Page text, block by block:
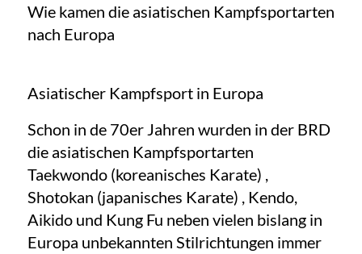
Wie kamen die asiatischen Kampfsportarten
nach Europa
Asiatischer Kampfsport in Europa
Schon in de 70er Jahren wurden in der BRD
die asiatischen Kampfsportarten
Taekwondo (koreanisches Karate) ,
Shotokan (japanisches Karate) , Kendo,
Aikido und Kung Fu neben vielen bislang in
Europa unbekannten Stilrichtungen immer